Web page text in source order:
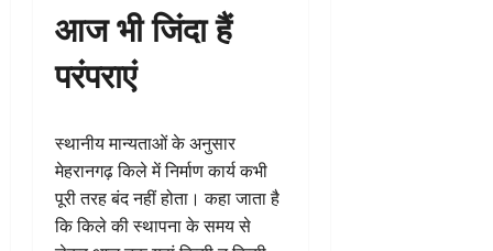
आज भी जिंदा हैं
परंपराएं
स्थानीय मान्यताओं के अनुसार
मेहरानगढ़ किले में निर्माण कार्य कभी
पूरी तरह बंद नहीं होता। कहा जाता है
कि किले की स्थापना के समय से